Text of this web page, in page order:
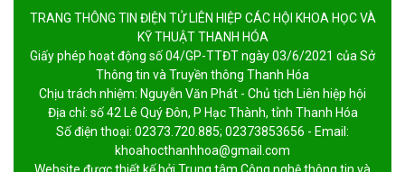
TRANG THÔNG TIN ĐIỆN TỬ LIÊN HIỆP CÁC HỘI KHOA HỌC VÀ
KỸ THUẬT THANH HÓA
Giấy phép hoạt động số 04/GP-TTĐT ngày 03/6/2021 của Sở
Thông tin và Truyền thông Thanh Hóa
Chịu trách nhiệm: Nguyễn Văn Phát - Chủ tịch Liên hiệp hội
Địa chỉ: số 42 Lê Quý Đôn, P Hạc Thành, tỉnh Thanh Hóa
Số điện thoại: 02373.720.885; 02373853656 - Email:
khoahocthanhhoa@gmail.com
Website được thiết kế bởi Trung tâm Công nghệ thông tin và